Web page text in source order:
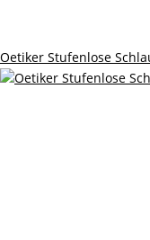
Oetiker Stufenlose